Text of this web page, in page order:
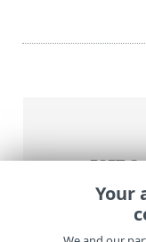
ESET
חומת אש
Your